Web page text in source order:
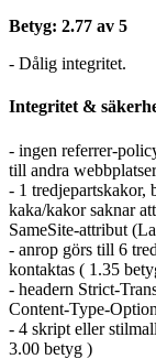
Betyg: 2.77 av 5
- Dålig integritet.
Integritet &
- ingen referrer-
till andra
- 1 tredjepartskakor,
kaka/kakor saknar
SameSite-attribut
- anrop görs till 6
kontaktas ( 1.35
- headern Strict-
Content-Type-
- 4 skript eller
3.00 betyg )